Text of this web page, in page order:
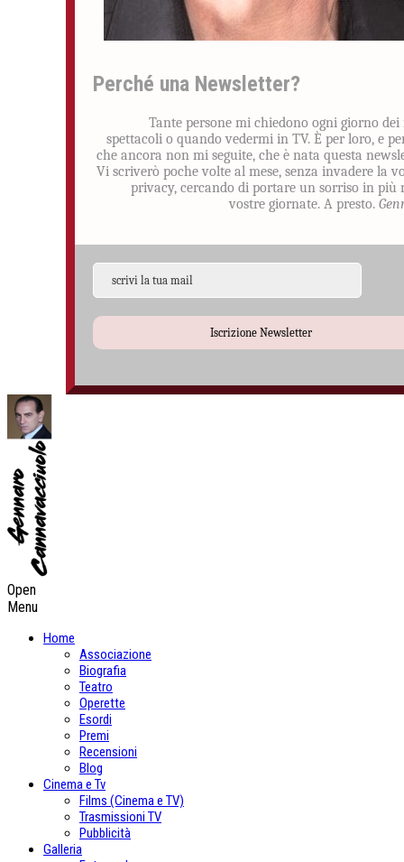
Perché una Newsletter?
Tante persone mi chiedono ogni giorno dei
spettacoli o quando vedermi in TV. È per loro, e
che ancora non mi seguite, che è nata questa
Vi scriverò poche volte al mese, senza invadere la
privacy, cercando di portare un sorriso in più
vostre giornate. A presto.
Iscrizione Newsletter
Open
Menu
Home
Associazione
Biografia
Teatro
Operette
Esordi
Premi
Recensioni
Blog
Cinema e Tv
Films (Cinema e TV)
Trasmissioni TV
Pubblicità
Galleria